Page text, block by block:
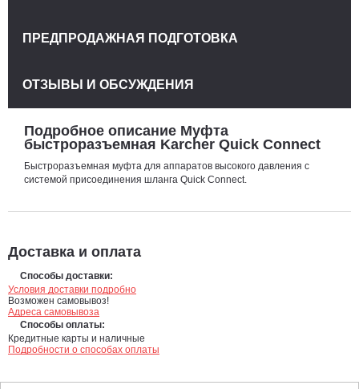
Подробное описание Муфта
быстроразъемная Karcher Quick Connect
Быстроразъемная муфта для аппаратов высокого давления с
системой присоединения шланга Quick Connect.
Доставка и оплата
Способы доставки:
Условия доставки подробно
Возможен самовывоз!
Адреса самовывоза
Способы оплаты:
Кредитные карты и наличные
Подробности о способах оплаты
ПРЕДПРОДАЖНАЯ ПОДГОТОВКА
ОТЗЫВЫ И ОБСУЖДЕНИЯ